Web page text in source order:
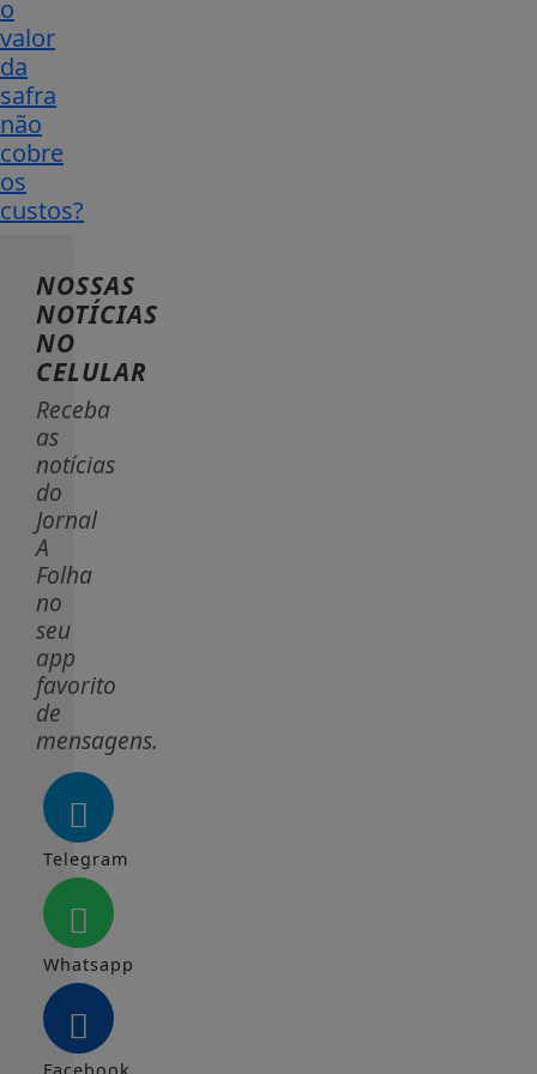
o
valor
da
safra
não
cobre
os
custos?
NOSSAS
NOTÍCIAS
NO
CELULAR
Receba
as
notícias
do
Jornal
A
Folha
no
seu
app
favorito
de
mensagens.
Telegram
Whatsapp